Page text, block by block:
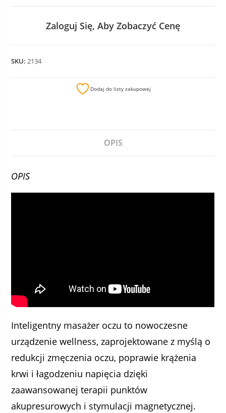
Zaloguj Się, Aby Zobaczyć Cenę
SKU:2134
Dodaj do listy zakupowej
OPIS
OPIS
Inteligentny masażer oczu to nowoczesne
urządzenie wellness, zaprojektowane z myślą o
redukcji zmęczenia oczu, poprawie krążenia
krwi i łagodzeniu napięcia dzięki
zaawansowanej terapii punktów
akupresurowych i stymulacji magnetycznej.